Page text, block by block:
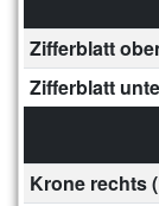
Zifferblatt
Zifferblatt
Krone rechts